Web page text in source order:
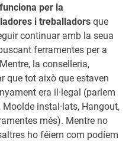
per la
i treballadors que
continuar amb la seua
ferramentes per a
la conselleria,
que tot això que estaven
era il·legal (parlem
instal·lats, Hangout,
més). Mentre no
ho féiem com podíem